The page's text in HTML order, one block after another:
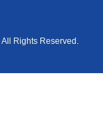
Rights Reserved.